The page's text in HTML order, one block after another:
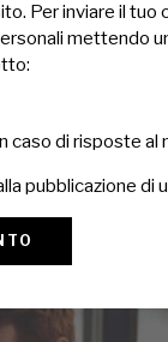
Per inviare il tuo
mettendo
caso di risposte al
pubblicazione di